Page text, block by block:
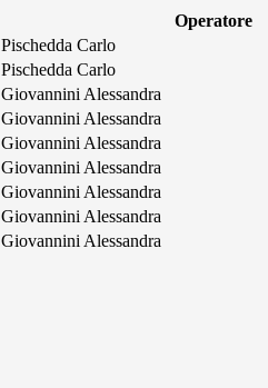
Operatore
Pischedda Carlo
Pischedda Carlo
Giovannini Alessandra
Giovannini Alessandra
Giovannini Alessandra
Giovannini Alessandra
Giovannini Alessandra
Giovannini Alessandra
Giovannini Alessandra